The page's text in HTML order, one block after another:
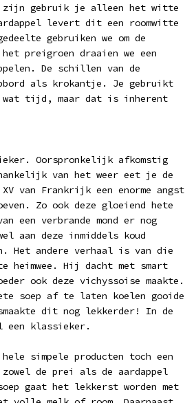
zijn gebruik je alleen het witte
levert dit een roomwitte
gebruiken we om de
preigroen draaien we een
De schillen van de
als krokantje. Je gebruikt
tijd, maar dat is inherent
Oorspronkelijk afkomstig
van het weer eet je de
van Frankrijk een enorme angst
Zo ook deze gloeiend hete
een verbrande mond er nog
aan deze inmiddels koud
Het andere verhaal is van die
heimwee. Hij dacht met smart
ook deze vichyssoise maakte.
soep af te laten koelen gooide
dit nog lekkerder! In de
een klassieker.
simpele producten toch een
de prei als de aardappel
gaat het lekkerst worden met